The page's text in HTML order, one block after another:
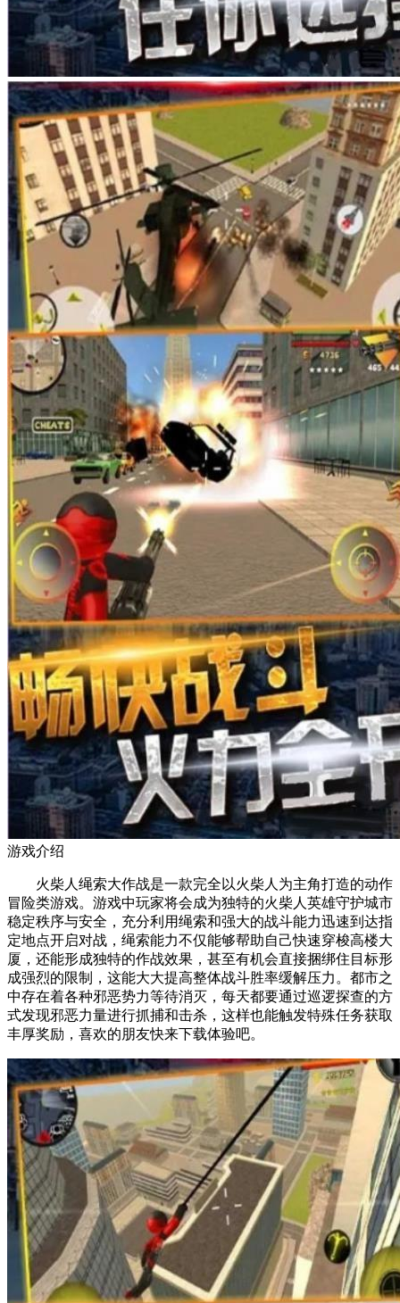
游戏介绍
火柴人绳索大作战是一款完全以火柴人为主角打造的动作
冒险类游戏。游戏中玩家将会成为独特的火柴人英雄守护城市
稳定秩序与安全，充分利用绳索和强大的战斗能力迅速到达指
定地点开启对战，绳索能力不仅能够帮助自己快速穿梭高楼大
厦，还能形成独特的作战效果，甚至有机会直接捆绑住目标形
成强烈的限制，这能大大提高整体战斗胜率缓解压力。都市之
中存在着各种邪恶势力等待消灭，每天都要通过巡逻探查的方
式发现邪恶力量进行抓捕和击杀，这样也能触发特殊任务获取
丰厚奖励，喜欢的朋友快来下载体验吧。